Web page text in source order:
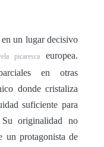
en un lugar decisivo
picaresca
europea.
en otras
donde cristaliza
suficiente para
originalidad no
un protagonista de